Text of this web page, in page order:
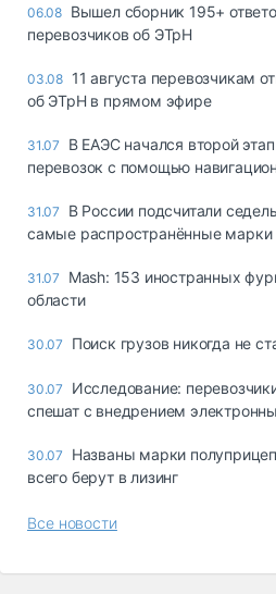
06.08 Вышел сборник 195+
перевозчиков об ЭТрН
03.08 11 августа перевозчикам
об ЭТрН в прямом эфире
31.07
В ЕАЭС начался второй
перевозок с помощью
31.07
В России подсчитали
самые распространённые марки
31.07
Mash: 153 иностранных
области
30.07 Поиск грузов никогда не
30.07
Исследование:
спешат с внедрением
30.07
Названы марки
всего берут в лизинг
Все новости